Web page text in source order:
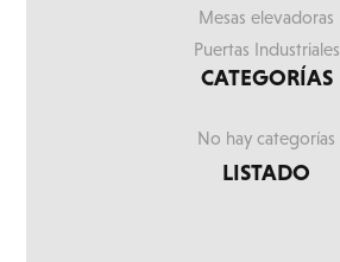
Mesas elevadoras
Puertas Industriales
CATEGORÍAS
No hay categorías
LISTADO